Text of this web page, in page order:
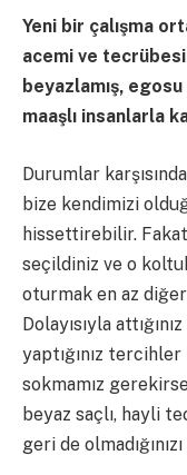
Yeni bir çalışma
acemi ve
beyazlamış,
maaşlı insanlarla
Durumlar
bize kendimizi
hissettirebilir.
seçildiniz ve o
oturmak en az
Dolayısıyla
yaptığınız tercihler
sokmamız
beyaz saçlı, hayli
geri de